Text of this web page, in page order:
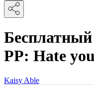
PP: Hate you
Kaisy Able